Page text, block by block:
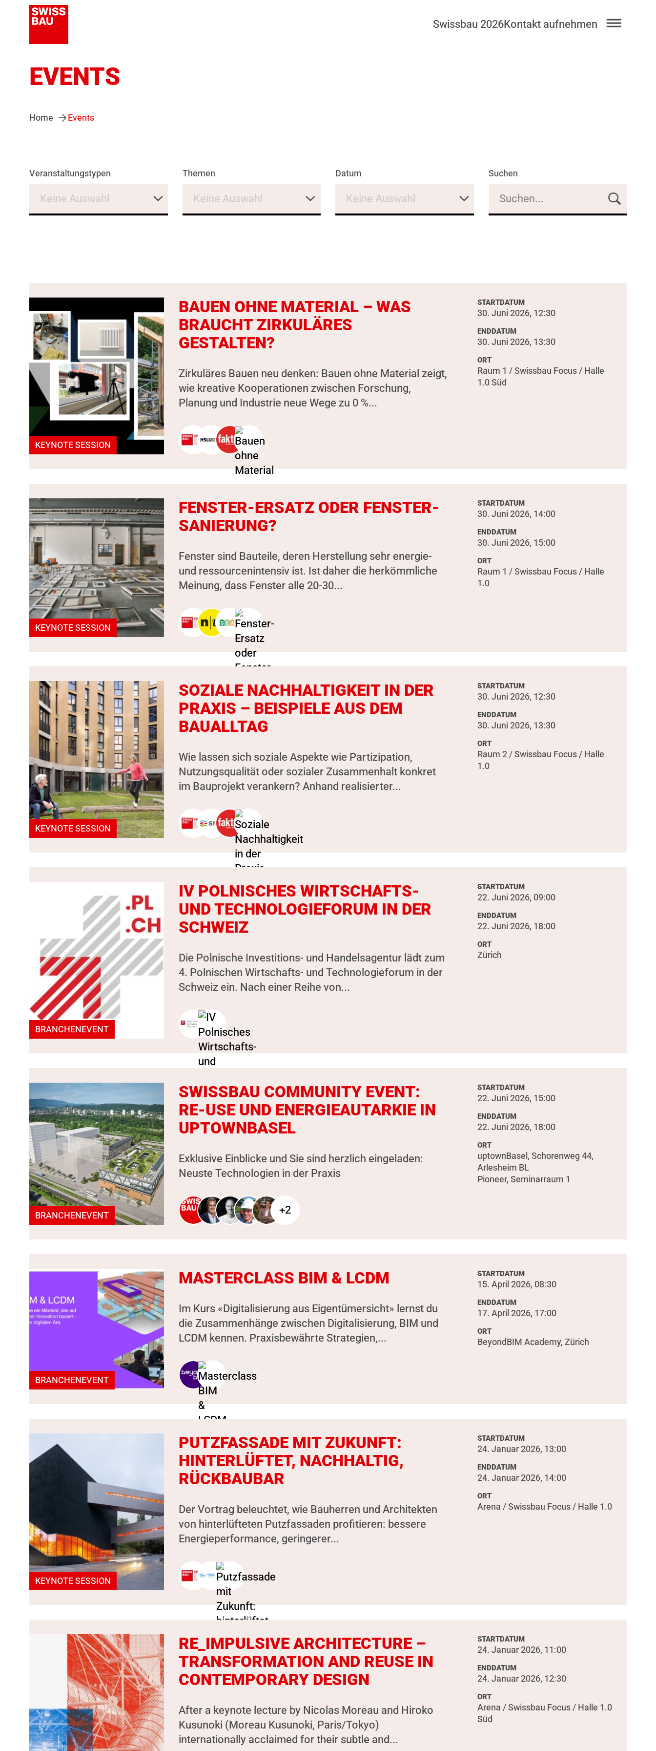
Swissbau 2026Kontakt aufnehmen
EVENTS
Home Events
Veranstaltungstypen
Keine Auswahl
Themen
Keine Auswahl
Datum
Keine Auswahl
Suchen
KEYNOTE SESSION
BAUEN OHNE MATERIAL – WAS
BRAUCHT ZIRKULÄRES
GESTALTEN?
Zirkuläres Bauen neu denken: Bauen ohne Material zeigt,
wie kreative Kooperationen zwischen Forschung,
Planung und Industrie neue Wege zu 0 %...
STARTDATUM
30. Juni 2026, 12:30
ENDDATUM
30. Juni 2026, 13:30
ORT
Raum 1 / Swissbau Focus / Halle
1.0 Süd
KEYNOTE SESSION
FENSTER-ERSATZ ODER FENSTER-
SANIERUNG?
Fenster sind Bauteile, deren Herstellung sehr energie-
und ressourcenintensiv ist. Ist daher die herkömmliche
Meinung, dass Fenster alle 20-30...
STARTDATUM
30. Juni 2026, 14:00
ENDDATUM
30. Juni 2026, 15:00
ORT
Raum 1 / Swissbau Focus / Halle
1.0
KEYNOTE SESSION
SOZIALE NACHHALTIGKEIT IN DER
PRAXIS – BEISPIELE AUS DEM
BAUALLTAG
Wie lassen sich soziale Aspekte wie Partizipation,
Nutzungsqualität oder sozialer Zusammenhalt konkret
im Bauprojekt verankern? Anhand realisierter...
STARTDATUM
30. Juni 2026, 12:30
ENDDATUM
30. Juni 2026, 13:30
ORT
Raum 2 / Swissbau Focus / Halle
1.0
BRANCHENEVENT
IV POLNISCHES WIRTSCHAFTS-
UND TECHNOLOGIEFORUM IN DER
SCHWEIZ
Die Polnische Investitions- und Handelsagentur lädt zum
4. Polnischen Wirtschafts- und Technologieforum in der
Schweiz ein. Nach einer Reihe von...
STARTDATUM
22. Juni 2026, 09:00
ENDDATUM
22. Juni 2026, 18:00
ORT
Zürich
BRANCHENEVENT
SWISSBAU COMMUNITY EVENT:
RE-USE UND ENERGIEAUTARKIE IN
UPTOWNBASEL
Exklusive Einblicke und Sie sind herzlich eingeladen:
Neuste Technologien in der Praxis
+2
STARTDATUM
22. Juni 2026, 15:00
ENDDATUM
22. Juni 2026, 18:00
ORT
uptownBasel, Schorenweg 44,
Arlesheim BL
Pioneer, Seminarraum 1
BRANCHENEVENT
MASTERCLASS BIM & LCDM
Im Kurs «Digitalisierung aus Eigentümersicht» lernst du
die Zusammenhänge zwischen Digitalisierung, BIM und
LCDM kennen. Praxisbewährte Strategien,...
STARTDATUM
15. April 2026, 08:30
ENDDATUM
17. April 2026, 17:00
ORT
BeyondBIM Academy, Zürich
KEYNOTE SESSION
PUTZFASSADE MIT ZUKUNFT:
HINTERLÜFTET, NACHHALTIG,
RÜCKBAUBAR
Der Vortrag beleuchtet, wie Bauherren und Architekten
von hinterlüfteten Putzfassaden profitieren: bessere
Energieperformance, geringerer...
STARTDATUM
24. Januar 2026, 13:00
ENDDATUM
24. Januar 2026, 14:00
ORT
Arena / Swissbau Focus / Halle 1.0
RE_IMPULSIVE ARCHITECTURE –
TRANSFORMATION AND REUSE IN
CONTEMPORARY DESIGN
After a keynote lecture by Nicolas Moreau and Hiroko
Kusunoki (Moreau Kusunoki, Paris/Tokyo)
internationally acclaimed for their subtle and...
STARTDATUM
24. Januar 2026, 11:00
ENDDATUM
24. Januar 2026, 12:30
ORT
Arena / Swissbau Focus / Halle 1.0
Süd